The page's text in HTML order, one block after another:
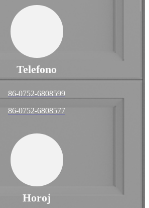
Telefono
86-0752-6808599
86-0752-6808577
Horoj